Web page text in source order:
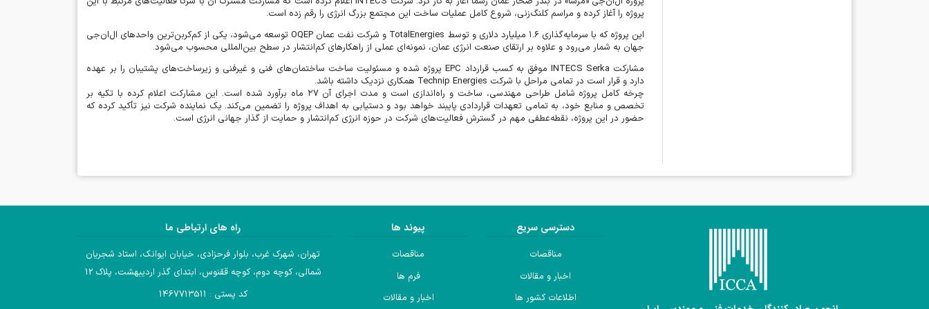
پروژه را آغاز کرده و مراسم کلنگ‌زنی، شروع کامل عملیات ساخت این مجتمع بزرگ انرژی را رقم زده است.
این پروژه که با سرمایه‌گذاری۱.۶ میلیارد دلاری و توسط TotalEnergies و شرکت نفت عمان OQEPتوسعه می‌شود، یکی از کم‌کربن‌ترین واحدهای ال‌ان‌جی
جهان به شمار می‌رود و علاوه بر ارتقای صنعت انرژی عمان، نمونه‌ای عملی از راهکارهای کم‌انتشار در سطح بین‌المللی محسوب می‌شود.
مشارکت INTECS Serka موفق به کسب قرارداد EPC پروژه شده و مسئولیت ساخت ساختمان‌های فنی و غیرفنی و زیرساخت‌های پشتیبان را بر عهده
دارد و قرار است در تمامی مراحل با شرکت Technip Energies همکاری نزدیک داشته باشد.
چرخه کامل پروژه شامل طراحی مهندسی، ساخت و راه‌اندازی است و مدت اجرای آن۲۷ ماه برآورد شده است. این مشارکت اعلام کرده با تکیه بر
تخصص و منابع خود، به تمامی تعهدات قراردادی پایبند خواهد بود و دستیابی به اهداف پروژه را تضمین می‌کند. یک نماینده شرکت نیز تأکید کرده که
حضور در این پروژه، نقطه‌عطفی مهم در گسترش فعالیت‌های شرکت در حوزه انرژی کم‌انتشار و حمایت از گذار جهانی انرژی است.
دسترسی سریع
مناقصات
اخبار و مقالات
اطلاعات کشور ها
پیوند ها
مناقصات
فرم ها
اخبار و مقالات
راه های ارتباطی ما
تهران، شهرک غرب، بلوار فرحزادی، خیابان ایوانک، استاد شجریان
شمالی، کوچه دوم، کوچه ققنوس، ابتدای گذر اردیبهشت، پلاک 12
کد پستی : 1467713511